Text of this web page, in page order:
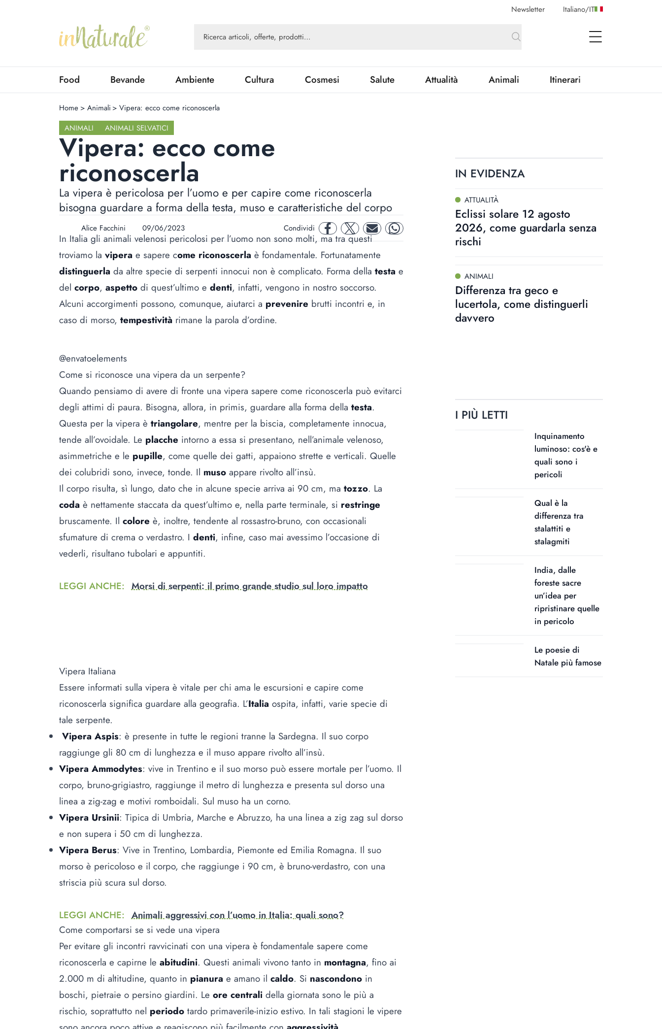
Newsletter Italiano/IT
open Menu
Food Bevande Ambiente Cultura Cosmesi Salute Attualità Animali Itinerari
Home > Animali > Vipera: ecco come riconoscerla
ANIMALI
ANIMALI SELVATICI
Vipera: ecco come
riconoscerla
La vipera è pericolosa per l’uomo e per capire come riconoscerla
bisogna guardare a forma della testa, muso e caratteristiche del corpo
Alice Facchini 09/06/2023 Condividi facebooktwitter mail whatsapp
In Italia gli animali velenosi pericolosi per l’uomo non sono molti, ma tra questi
troviamo la vipera e sapere come riconoscerla è fondamentale. Fortunatamente
distinguerla da altre specie di serpenti innocui non è complicato. Forma della testa e
del corpo, aspetto di quest’ultimo e denti, infatti, vengono in nostro soccorso.
Alcuni accorgimenti possono, comunque, aiutarci a prevenire brutti incontri e, in
caso di morso, tempestività rimane la parola d’ordine.
@envatoelements
Come si riconosce una vipera da un serpente?
Quando pensiamo di avere di fronte una vipera sapere come riconoscerla può evitarci
degli attimi di paura. Bisogna, allora, in primis, guardare alla forma della testa.
Questa per la vipera è triangolare, mentre per la biscia, completamente innocua,
tende all’ovoidale. Le placche intorno a essa si presentano, nell’animale velenoso,
asimmetriche e le pupille, come quelle dei gatti, appaiono strette e verticali. Quelle
dei colubridi sono, invece, tonde. Il muso appare rivolto all’insù.
Il corpo risulta, sì lungo, dato che in alcune specie arriva ai 90 cm, ma tozzo. La
coda è nettamente staccata da quest’ultimo e, nella parte terminale, si restringe
bruscamente. Il colore è, inoltre, tendente al rossastro-bruno, con occasionali
sfumature di crema o verdastro. I denti, infine, caso mai avessimo l’occasione di
vederli, risultano tubolari e appuntiti.
LEGGI ANCHE: Morsi di serpenti: il primo grande studio sul loro impatto
Vipera Italiana
Essere informati sulla vipera è vitale per chi ama le escursioni e capire come
riconoscerla significa guardare alla geografia. L’Italia ospita, infatti, varie specie di
tale serpente.
Vipera Aspis: è presente in tutte le regioni tranne la Sardegna. Il suo corpo
raggiunge gli 80 cm di lunghezza e il muso appare rivolto all’insù.
Vipera Ammodytes: vive in Trentino e il suo morso può essere mortale per l’uomo. Il
corpo, bruno-grigiastro, raggiunge il metro di lunghezza e presenta sul dorso una
linea a zig-zag e motivi romboidali. Sul muso ha un corno.
Vipera Ursinii: Tipica di Umbria, Marche e Abruzzo, ha una linea a zig zag sul dorso
e non supera i 50 cm di lunghezza.
Vipera Berus: Vive in Trentino, Lombardia, Piemonte ed Emilia Romagna. Il suo
morso è pericoloso e il corpo, che raggiunge i 90 cm, è bruno-verdastro, con una
striscia più scura sul dorso.
LEGGI ANCHE: Animali aggressivi con l’uomo in Italia: quali sono?
Come comportarsi se si vede una vipera
Per evitare gli incontri ravvicinati con una vipera è fondamentale sapere come
riconoscerla e capirne le abitudini. Questi animali vivono tanto in montagna, fino ai
2.000 m di altitudine, quanto in pianura e amano il caldo. Si nascondono in
boschi, pietraie o persino giardini. Le ore centrali della giornata sono le più a
rischio, soprattutto nel periodo tardo primaverile-inizio estivo. In tali stagioni le vipere
IN EVIDENZA
ATTUALITÀ
Eclissi solare 12 agosto
2026, come guardarla senza
rischi
ANIMALI
Differenza tra geco e
lucertola, come distinguerli
davvero
I PIÙ LETTI
Inquinamento
luminoso: cos'è e
quali sono i
pericoli
Qual è la
differenza tra
stalattiti e
stalagmiti
India, dalle
foreste sacre
un’idea per
ripristinare quelle
in pericolo
Le poesie di
Natale più famose